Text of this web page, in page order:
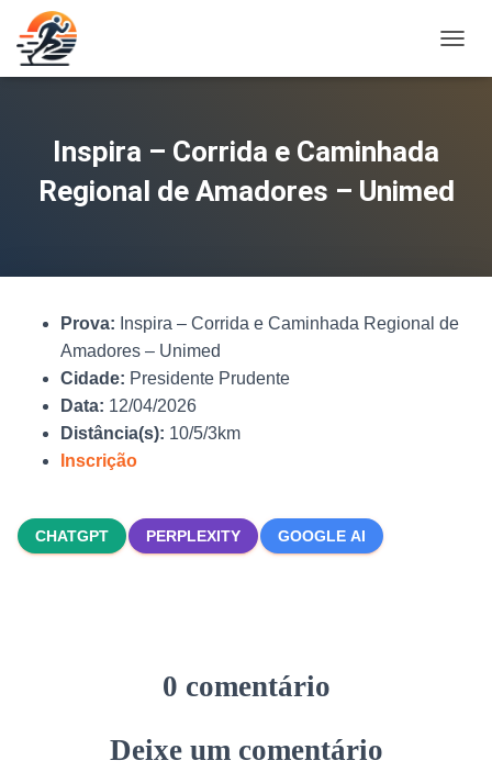
L
A
R
A
Inspira – Corrida e Caminhada
Regional de Amadores – Unimed
Prova: Inspira – Corrida e Caminhada Regional de
Amadores – Unimed
Cidade: Presidente Prudente
Data: 12/04/2026
Distância(s): 10/5/3km
Inscrição
CHATGPT PERPLEXITY GOOGLE AI
0 comentário
Deixe um comentário